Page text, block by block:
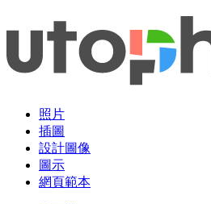
照片
插圖
設計圖像
圖示
網頁範本